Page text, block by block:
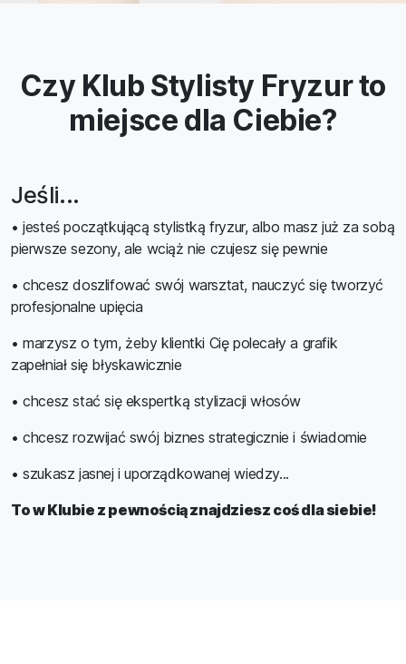
Czy Klub Stylisty Fryzur to
miejsce dla Ciebie?
Jeśli...
• jesteś początkującą stylistką fryzur, albo masz już za sobą
pierwsze sezony, ale wciąż nie czujesz się pewnie
• chcesz doszlifować swój warsztat, nauczyć się tworzyć
profesjonalne upięcia
• marzysz o tym, żeby klientki Cię polecały a grafik
zapełniał się błyskawicznie
• chcesz stać się ekspertką stylizacji włosów
• chcesz rozwijać swój biznes strategicznie i świadomie
• szukasz jasnej i uporządkowanej wiedzy...
To w Klubie z pewnością znajdziesz coś dla siebie!